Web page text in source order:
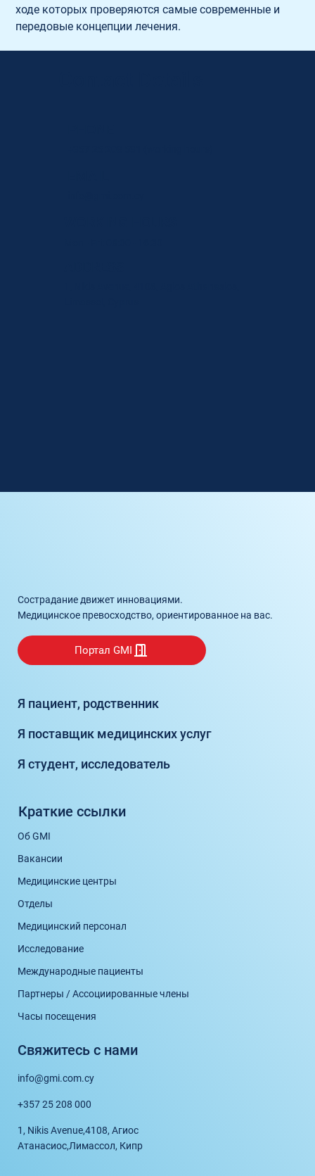
ходе которых проверяются самые современные и
передовые концепции лечения.
Сострадание движет инновациями.
Медицинское превосходство, ориентированное на вас.
Портал GMI
Я пациент, родственник
Я поставщик медицинских услуг
Я студент, исследователь
Краткие ссылки
Об GMI
Вакансии
Медицинские центры
Отделы
Медицинский персонал
Исследование
Международные пациенты
Партнеры / Ассоциированные члены
Часы посещения
Свяжитесь с нами
info@gmi.com.cy
+357 25 208 000
1, Nikis Avenue,4108, Агиос
Атанасиос,Лимассол, Кипр